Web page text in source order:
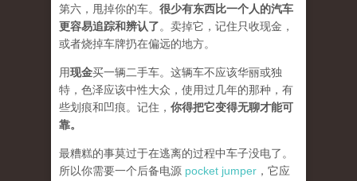
第六，甩掉你的车。 很少有东西比一个人的汽车
更容易追踪和辨认了。卖掉它，记住只收现金，
或者烧掉车牌扔在偏远的地方。
用现金买一辆二手车。这辆车不应该华丽或独
特，色泽应该中性大众，使用过几年的那种，有
些划痕和凹痕。记住， 你得把它变得无聊才能可
靠。
最糟糕的事莫过于在逃离的过程中车子没电了。
所以你需要一个后备电源 pocket jumper ，它应